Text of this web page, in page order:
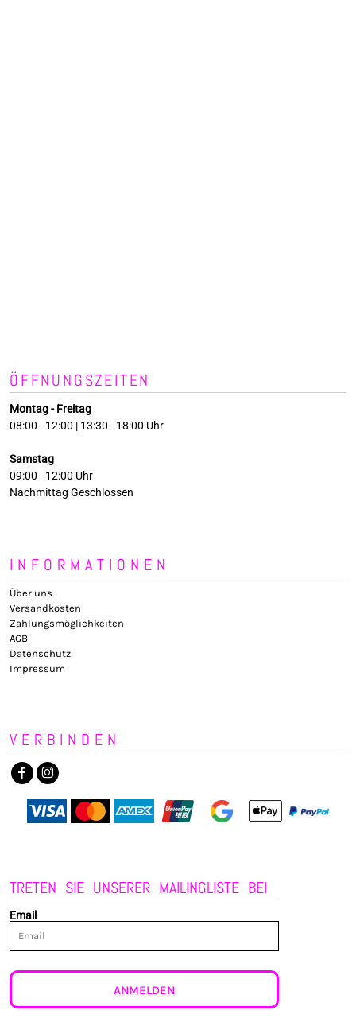
ÖFFNUNGSZEITEN
Montag - Freitag
08:00 - 12:00 | 13:30 - 18:00 Uhr
Samstag
09:00 - 12:00 Uhr
Nachmittag Geschlossen
INFORMATIONEN
Über uns
Versandkosten
Zahlungsmöglichkeiten
AGB
Datenschutz
Impressum
VERBINDEN
TRETEN SIE UNSERER MAILINGLISTE BEI
Email
ANMELDEN